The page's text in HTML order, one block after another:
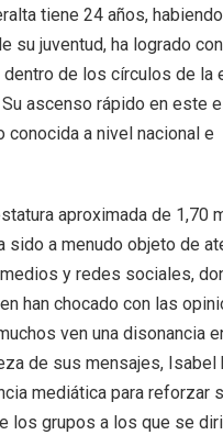
tiene 24 años,
su juventud, ha logrado
dentro de los círculos de la
ascenso rápido en este
conocida a nivel nacional e
aproximada de 1,70
sido a menudo objeto de
y redes sociales,
han chocado con las
ven una disonancia
de sus mensajes, Isabel
mediática para reforzar
los grupos a los que se